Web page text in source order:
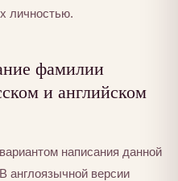
личностью.
фамилии
и английском
написания данной
англоязычной версии